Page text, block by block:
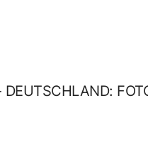
DEUTSCHLAND: